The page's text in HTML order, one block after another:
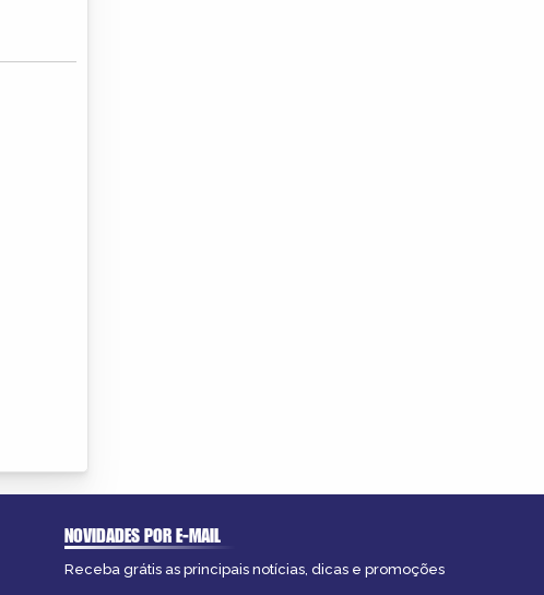
NOVIDADES POR E-MAIL
Receba grátis as principais notícias, dicas e promoções